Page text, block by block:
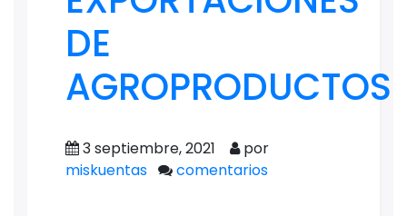
DE
AGROPRODUCTOS
3 septiembre, 2021
por
miskuentas
comentarios